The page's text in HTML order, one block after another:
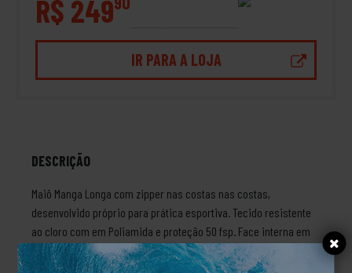
R$ 249
IR PARA A LOJA
DESCRIÇÃO
Maiô Manga Longa com zipper nas costas nas costas,
desenvolvido próprio para prática esportiva. Tecido resistente
ao cloro com em Poliamida e proteção 50 fsp. Face interna em
Poliamida